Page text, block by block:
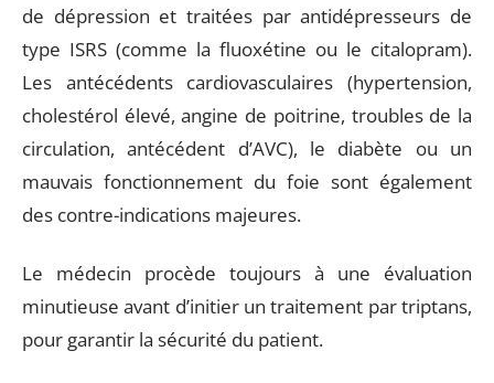
de dépression et traitées par antidépresseurs de
type ISRS (comme la fluoxétine ou le citalopram).
Les antécédents cardiovasculaires (hypertension,
cholestérol élevé, angine de poitrine, troubles de la
circulation, antécédent d’AVC), le diabète ou un
mauvais fonctionnement du foie sont également
des contre-indications majeures.
Le médecin procède toujours à une évaluation
minutieuse avant d’initier un traitement par triptans,
pour garantir la sécurité du patient.